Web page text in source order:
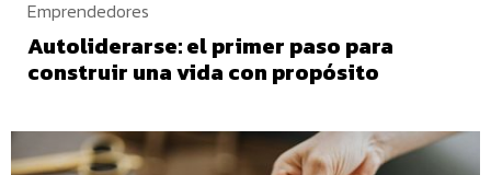
Emprendedores
Autoliderarse: el primer paso para
construir una vida con propósito